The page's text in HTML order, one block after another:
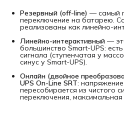
Резервный (off-line) — самый
переключение на батарею.
реализованы как линейно-
Линейно-интерактивный —
большинство Smart-UPS:
сигнала (ступенчатая у
синус у Smart-UPS).
Онлайн (двойное
UPS On-Line SRT:
пересобирается из чистого
переключения,